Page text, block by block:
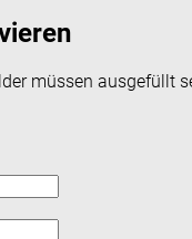
müssen ausgefüllt